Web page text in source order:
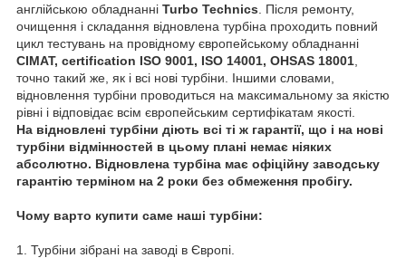
англійською обладнанні Turbo Technics . Після ремонту,
очищення і складання відновлена турбіна проходить повний
цикл тестувань на провідному європейському обладнанні
CIMAT, certification ISO 9001, ISO 14001, OHSAS 18001
точно такий же, як і всі нові турбіни. Іншими словами,
відновлення турбіни проводиться на максимальному за якістю
рівні і відповідає всім європейським сертифікатам якості.
На відновлені турбіни діють всі ті ж гарантії, що і на нові
турбіни відмінностей в цьому плані немає ніяких
абсолютно. Відновлена турбіна має офіційну заводську
гарантію терміном на 2 роки без обмеження пробігу.
Чому варто купити саме наші турбіни:
1. Турбіни зібрані на заводі в Європі.